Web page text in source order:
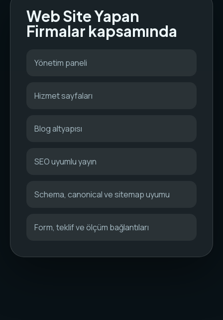
Web Site Yapan
Firmalar kapsamında
Yönetim paneli
Hizmet sayfaları
Blog altyapısı
SEO uyumlu yayın
Schema, canonical ve sitemap uyumu
Form, teklif ve ölçüm bağlantıları